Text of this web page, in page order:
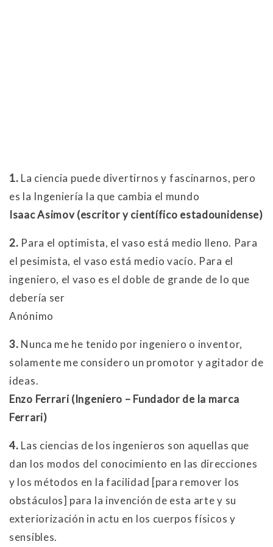
1. La ciencia puede divertirnos y fascinarnos, pero
es la Ingeniería la que cambia el mundo
Isaac Asimov (escritor y científico estadounidense)
2. Para el optimista, el vaso está medio lleno. Para
el pesimista, el vaso está medio vacío. Para el
ingeniero, el vaso es el doble de grande de lo que
debería ser
Anónimo
3. Nunca me he tenido por ingeniero o inventor,
solamente me considero un promotor y agitador de
ideas.
Enzo Ferrari (Ingeniero – Fundador de la marca
Ferrari)
4. Las ciencias de los ingenieros son aquellas que
dan los modos del conocimiento en las direcciones
y los métodos en la facilidad [para remover los
obstáculos] para la invención de esta arte y su
exteriorización in actu en los cuerpos físicos y
sensibles.